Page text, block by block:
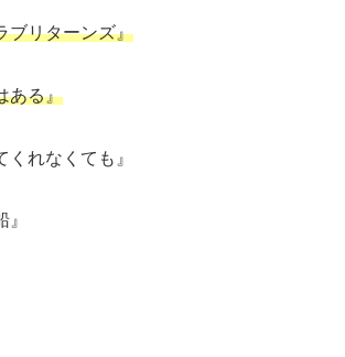
ブリターンズ』
ある』
くれなくても』